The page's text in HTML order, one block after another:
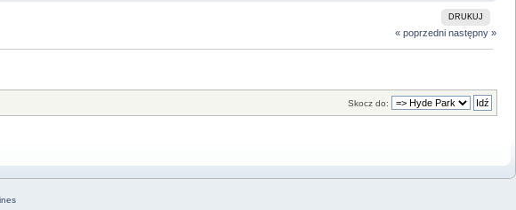
DRUKUJ
« poprzedni następny »
Skocz do: